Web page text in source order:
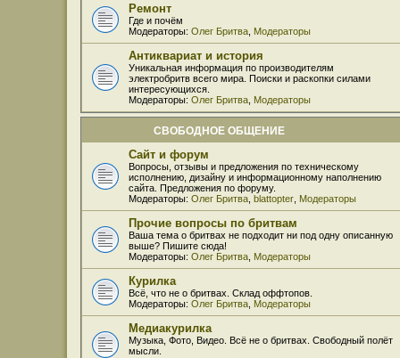
Ремонт
Где и почём
Модераторы: Олег Бритва Модераторы
Антиквариат и история
Уникальная информация по производителям
электробритв всего мира. Поиски и раскопки силами
интересующихся.
Модераторы: Олег Бритва Модераторы
СВОБОДНОЕ ОБЩЕНИЕ
Сайт и форум
Вопросы, отзывы и предложения по техническому
исполнению, дизайну и информационному наполнению
сайта. Предложения по форуму.
Модераторы: Олег Бритва blattopter Модераторы
Прочие вопросы по бритвам
Ваша тема о бритвах не подходит ни под одну описанную
выше? Пишите сюда!
Модераторы: Олег Бритва Модераторы
Курилка
Всё, что не о бритвах. Склад оффтопов.
Модераторы: Олег Бритва Модераторы
Медиакурилка
Музыка, Фото, Видео. Всё не о бритвах. Свободный полёт
мысли.